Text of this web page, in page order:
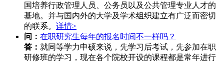
国培养行政管理人员、公务员以及公共管理专业人才的
基地。并与国内外的大学及学术组织建立有广泛而密切
的联系。 详情>
问： 在职研究生每年的报名时间不一样吗？
答： 就同等学力申硕来说，先学习后考试，先参加在职
研修班的学习，现在各个院校开设的课程都是常年进行